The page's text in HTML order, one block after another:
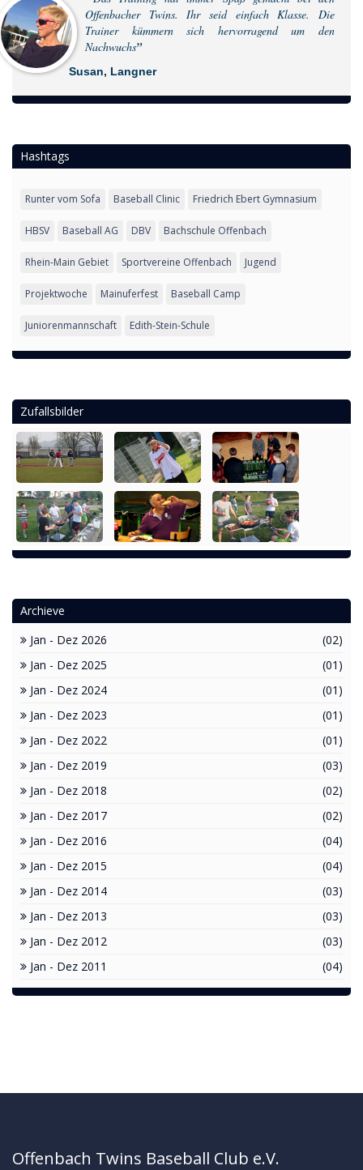
Offenbacher Twins. Ihr seid einfach Klasse. Die
Trainer kümmern sich hervorragend um den
Nachwuchs
Susan, Langner
Hashtags
Runter vom Sofa Baseball Clinic Friedrich Ebert Gymnasium
HBSV Baseball AG DBV Bachschule Offenbach
Rhein-Main Gebiet Sportvereine Offenbach Jugend
Projektwoche Mainuferfest Baseball Camp
Juniorenmannschaft Edith-Stein-Schule
Zufallsbilder
Archieve
Jan - Dez 2026
(02)
Jan - Dez 2025
(01)
Jan - Dez 2024
(01)
Jan - Dez 2023
(01)
Jan - Dez 2022
(01)
Jan - Dez 2019
(03)
Jan - Dez 2018
(02)
Jan - Dez 2017
(02)
Jan - Dez 2016
(04)
Jan - Dez 2015
(04)
Jan - Dez 2014
(03)
Jan - Dez 2013
(03)
Jan - Dez 2012
(03)
Jan - Dez 2011
(04)
Offenbach Twins Baseball Club e.V.